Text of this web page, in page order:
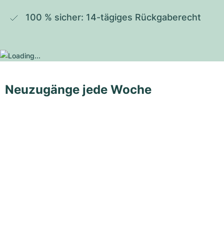
100 % sicher: 14-tägiges Rückgaberecht
Neuzugänge jede Woche